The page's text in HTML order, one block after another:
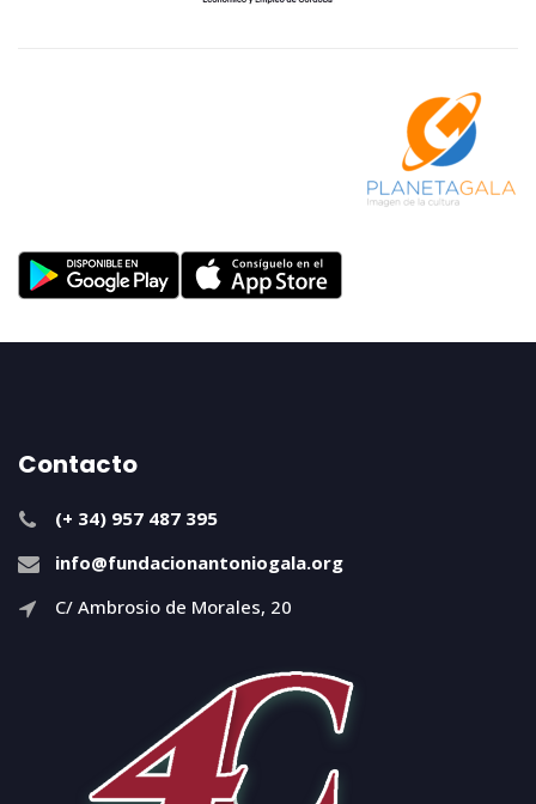
Contacto
(+ 34) 957 487 395
info@fundacionantoniogala.org
C/ Ambrosio de Morales, 20